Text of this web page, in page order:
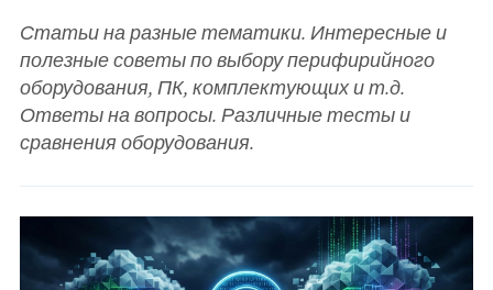
КРОШКИ)
Статьи на разные тематики. Интересные и
полезные советы по выбору перифирийного
оборудования, ПК, комплектующих и т.д.
Ответы на вопросы. Различные тесты и
сравнения оборудования.